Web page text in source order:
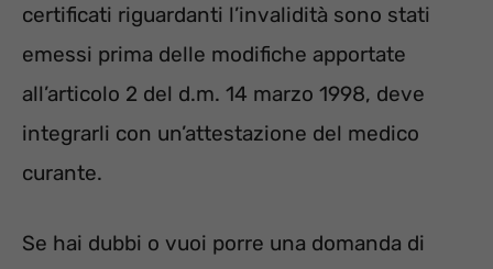
certificati riguardanti l’invalidità sono stati
emessi prima delle modifiche apportate
all’articolo 2 del d.m. 14 marzo 1998, deve
integrarli con un’attestazione del medico
curante.
Se hai dubbi o vuoi porre una domanda di